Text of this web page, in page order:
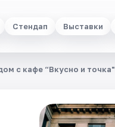
Стендап Выставки
с кафе “Вкусно и точка"